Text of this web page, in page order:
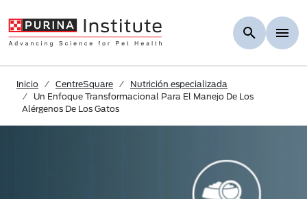
Inicio CentreSquare
Nutrición especializada
Un Enfoque Transformacional Para El Manejo De Los
Alérgenos De Los Gatos